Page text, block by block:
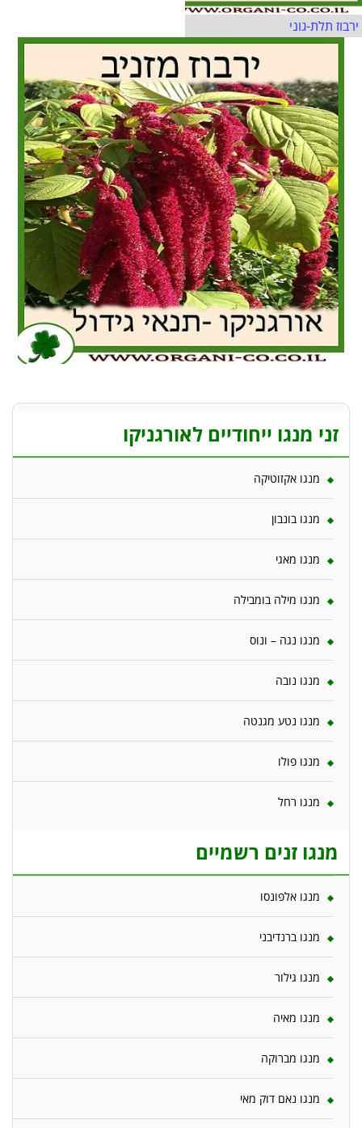
ירבוז תלת-גוני
זני מנגו ייחודיים לאורגניקו
מנגו אקזוטיקה
מנגו בונבון
מנגו מאגי
מנגו מילה בומבילה
מנגו נגה – ונוס
מנגו נובה
מנגו נטע מגנטה
מנגו פולו
מנגו רחל
מנגו זנים רשמיים
מנגו אלפונסו
מנגו ברנדיבני
מנגו גילור
מנגו מאיה
מנגו מברוקה
מנגו נאם דוק מאי